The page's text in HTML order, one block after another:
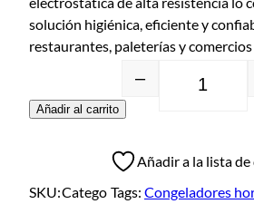
solución higiénica, eficiente y
restaurantes, paleterías y
–
Añadir al carrito
Añadir a la lista de
SKU:Catego Tags:Congeladores